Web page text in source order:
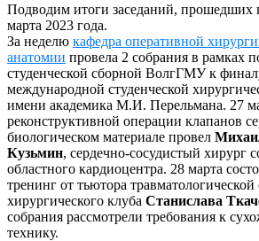
Подводим итоги заседаний, прошедших
марта 2023 года.
За неделю кафедра оперативной
анатомии провела 2 собрания в рамках
студенческой сборной ВолгГМУ к
международной студенческой
имени академика М.И. Перельмана. 27
реконструктивной операции клапанов
биологическом материале провел
Кузьмин, сердечно-сосудистый хирург
областного кардиоцентра. 28 марта
тренинг от тьютора травматологической
хирургического клуба Станислава
собрания рассмотрели требования к
технику.